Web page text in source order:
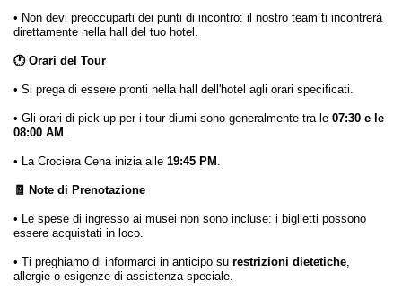
• Non devi preoccuparti dei punti di incontro: il nostro team ti incontrerà
direttamente nella hall del tuo hotel.
🕐 Orari del Tour
• Si prega di essere pronti nella hall dell'hotel agli orari specificati.
• Gli orari di pick-up per i tour diurni sono generalmente tra le 07:30 e le
08:00 AM .
• La Crociera Cena inizia alle 19:45 PM .
🧾 Note di Prenotazione
• Le spese di ingresso ai musei non sono incluse: i biglietti possono
essere acquistati in loco.
• Ti preghiamo di informarci in anticipo su restrizioni dietetiche,
allergie o esigenze di assistenza speciale.